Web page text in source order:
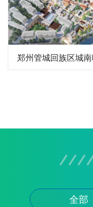
全部
原创 | “十五